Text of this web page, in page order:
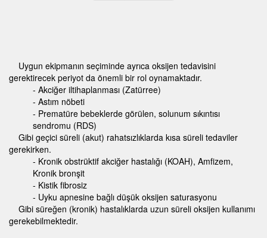
Uygun ekipmanın seçiminde ayrıca oksijen tedavisini
gerektirecek periyot da önemli bir rol oynamaktadır.
- Akciğer iltihaplanması (Zatürree)
- Astım nöbeti
- Prematüre bebeklerde görülen, solunum sıkıntısı
sendromu (RDS)
Gibi geçici süreli (akut) rahatsızlıklarda kısa süreli tedaviler
gerekirken.
- Kronik obstrüktif akciğer hastalığı (KOAH), Amfizem,
Kronik bronşit
- Kistik fibrosiz
- Uyku apnesine bağlı düşük oksijen saturasyonu
Gibi süreğen (kronik) hastalıklarda uzun süreli oksijen kullanımı
gerekebilmektedir.